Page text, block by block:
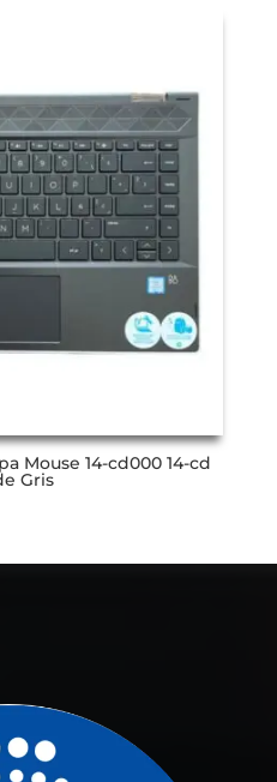
Mouse 14-cd000 14-cd
Gris